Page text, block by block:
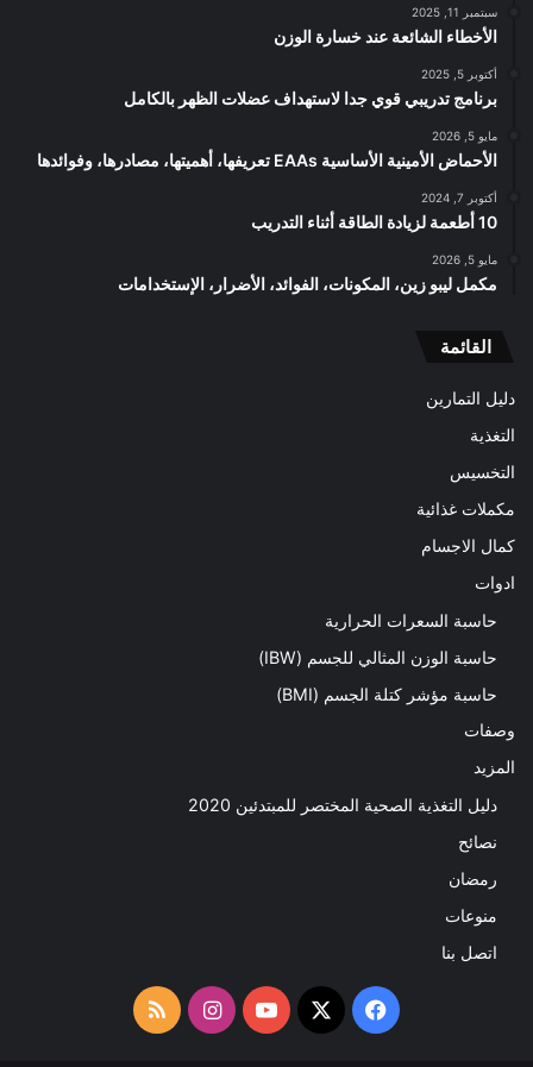
سبتمبر 11, 2025
الأخطاء الشائعة عند خسارة الوزن
أكتوبر 5, 2025
برنامج تدريبي قوي جدا لاستهداف عضلات الظهر بالكامل
مايو 5, 2026
الأحماض الأمينية الأساسية EAAs تعريفها، أهميتها، مصادرها، وفوائدها
أكتوبر 7, 2024
10 أطعمة لزيادة الطاقة أثناء التدريب
مايو 5, 2026
مكمل ليبو زين، المكونات، الفوائد، الأضرار، الإستخدامات
القائمة
دليل التمارين
التغذية
التخسيس
مكملات غذائية
كمال الاجسام
ادوات
حاسبة السعرات الحرارية
حاسبة الوزن المثالي للجسم (IBW)
حاسبة مؤشر كتلة الجسم (BMI)
وصفات
المزيد
دليل التغذية الصحية المختصر للمبتدئين 2020​
نصائح
رمضان
منوعات
اتصل بنا
فيسبوك
‫X
‫YouTubeانستقرامملخص